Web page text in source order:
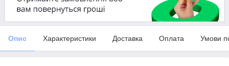
Опис Характеристики Доставка Оплата Умови